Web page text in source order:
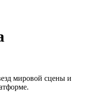
мировой сцены и